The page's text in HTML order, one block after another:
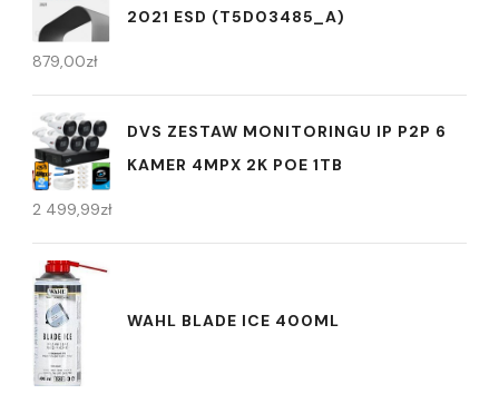
2021 ESD (T5D03485_A)
879,00zł
DVS ZESTAW MONITORINGU IP P2P 6
KAMER 4MPX 2K POE 1TB
2 499,99zł
WAHL BLADE ICE 400ML